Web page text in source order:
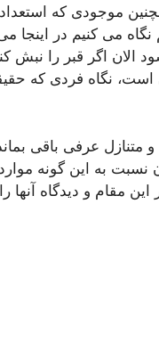
موجودی كه استعداد
نگاه می كنیم در
الان اگر قبر را نبش
است، نگاه فردی كه
متنازل عرفی باقی
نسبت به این گونه
در این مقام و دیدگاه